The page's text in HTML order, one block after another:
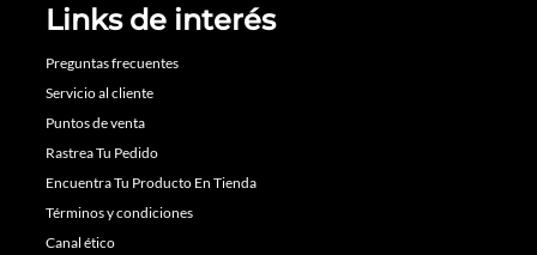
Links de interés
Preguntas frecuentes
Servicio al cliente
Puntos de venta
Rastrea Tu Pedido
Encuentra Tu Producto En Tienda
Términos y condiciones
Canal ético